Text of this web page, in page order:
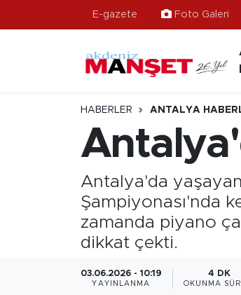
E-gazete Foto Galeri
HABERLER ANTALYA
Antalya'da yaşayan
Şampiyonası'nda
zamanda piyano
dikkat çekti.
03.06.2026 - 10:19
YAYINLANMA
4 DK
OKUNMA
Ekonomi
Gündem
Antalya Nöbetçi Eczaneler
Antalya Trafik Yoğunluk Haritası
Süper Lig Puan Durumu ve Fikstür
Tüm Manşetler
Son Dakika Haberleri